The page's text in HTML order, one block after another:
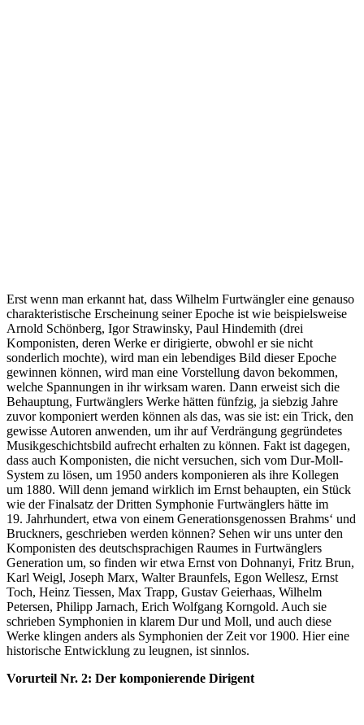
Erst wenn man erkannt hat, dass Wilhelm Furtwängler eine genauso
charakteristische Erscheinung seiner Epoche ist wie beispielsweise
Arnold Schönberg, Igor Strawinsky, Paul Hindemith (drei
Komponisten, deren Werke er dirigierte, obwohl er sie nicht
sonderlich mochte), wird man ein lebendiges Bild dieser Epoche
gewinnen können, wird man eine Vorstellung davon bekommen,
welche Spannungen in ihr wirksam waren. Dann erweist sich die
Behauptung, Furtwänglers Werke hätten fünfzig, ja siebzig Jahre
zuvor komponiert werden können als das, was sie ist: ein Trick, den
gewisse Autoren anwenden, um ihr auf Verdrängung gegründetes
Musikgeschichtsbild aufrecht erhalten zu können. Fakt ist dagegen,
dass auch Komponisten, die nicht versuchen, sich vom Dur-Moll-
System zu lösen, um 1950 anders komponieren als ihre Kollegen
um 1880. Will denn jemand wirklich im Ernst behaupten, ein Stück
wie der Finalsatz der Dritten Symphonie Furtwänglers hätte im
19. Jahrhundert, etwa von einem Generationsgenossen Brahms‘ und
Bruckners, geschrieben werden können? Sehen wir uns unter den
Komponisten des deutschsprachigen Raumes in Furtwänglers
Generation um, so finden wir etwa Ernst von Dohnanyi, Fritz Brun,
Karl Weigl, Joseph Marx, Walter Braunfels, Egon Wellesz, Ernst
Toch, Heinz Tiessen, Max Trapp, Gustav Geierhaas, Wilhelm
Petersen, Philipp Jarnach, Erich Wolfgang Korngold. Auch sie
schrieben Symphonien in klarem Dur und Moll, und auch diese
Werke klingen anders als Symphonien der Zeit vor 1900. Hier eine
historische Entwicklung zu leugnen, ist sinnlos.
Vorurteil Nr. 2: Der komponierende Dirigent